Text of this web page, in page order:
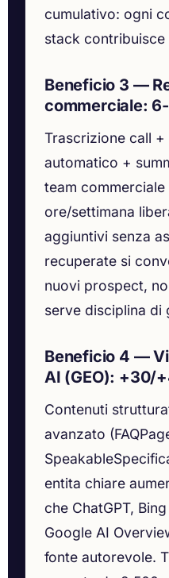
cumulativo: ogni
stack contribuisce
Beneficio 3 —
commerciale:
Trascrizione call
automatico +
team
ore/settimana
aggiuntivi senza
recuperate si
nuovi prospect,
serve disciplina di
Beneficio 4 —
AI (GEO): +30/
Contenuti
avanzato
entita chiare
che ChatGPT,
Google AI
fonte autorevole.